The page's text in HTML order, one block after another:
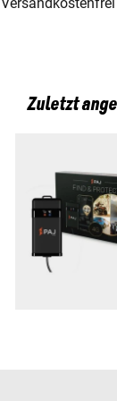
Zuletzt